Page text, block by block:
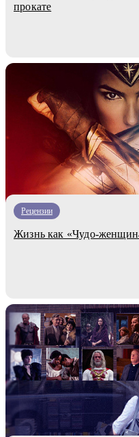
прокате
Рецензии
Жизнь как «Чудо-